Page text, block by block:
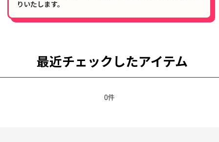
りいたします。
最近チェックしたアイテム
0件